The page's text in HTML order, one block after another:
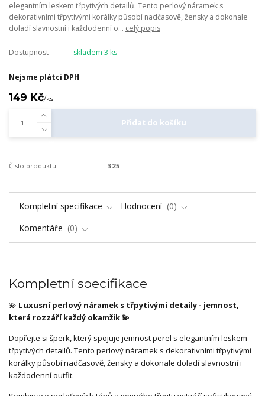
elegantním leskem třpytivých detailů. Tento perlový náramek s
dekorativními třpytivými korálky působí nadčasově, žensky a dokonale
doladí slavnostní i každodenní o... celý popis
Dostupnost skladem 3 ks
Nejsme plátci DPH
149 Kč/ks
Přidat do košíku
Číslo produktu: 325
Kompletní specifikace Hodnocení
0
Komentáře
0
Kompletní specifikace
💫 Luxusní perlový náramek s třpytivými detaily - jemnost,
která rozzáří každý okamžik 💫
Dopřejte si šperk, který spojuje jemnost perel s elegantním leskem
třpytivých detailů. Tento perlový náramek s dekorativními třpytivými
korálky působí nadčasově, žensky a dokonale doladí slavnostní i
každodenní outfit.